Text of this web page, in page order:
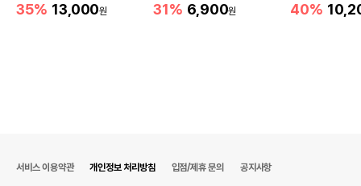
35% 13,000원 31% 6,900원 40%
서비스 이용약관 개인정보 처리방침 입점/제휴 문의 공지사항